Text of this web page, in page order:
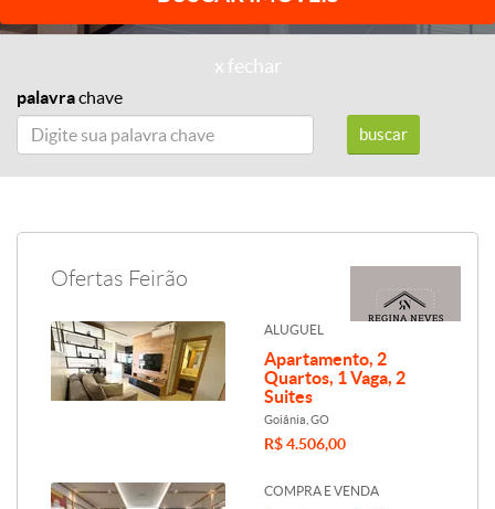
x fechar
palavrachave
Ofertas Feirão
ALUGUEL
Apartamento, 2
Quartos, 1 Vaga, 2
Suites
Goiânia, GO
R$ 4.506,00
COMPRA E VENDA